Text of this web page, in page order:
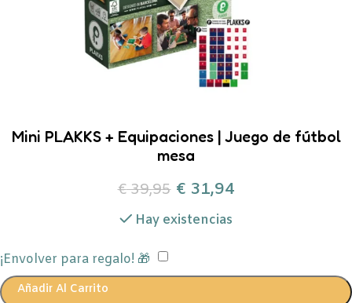
Mini PLAKKS + Equipaciones | Juego de fútbol
mesa
€39,95 €31,94
Hay existencias
¡Envolver para regalo! 🎁
Añadir Al Carrito